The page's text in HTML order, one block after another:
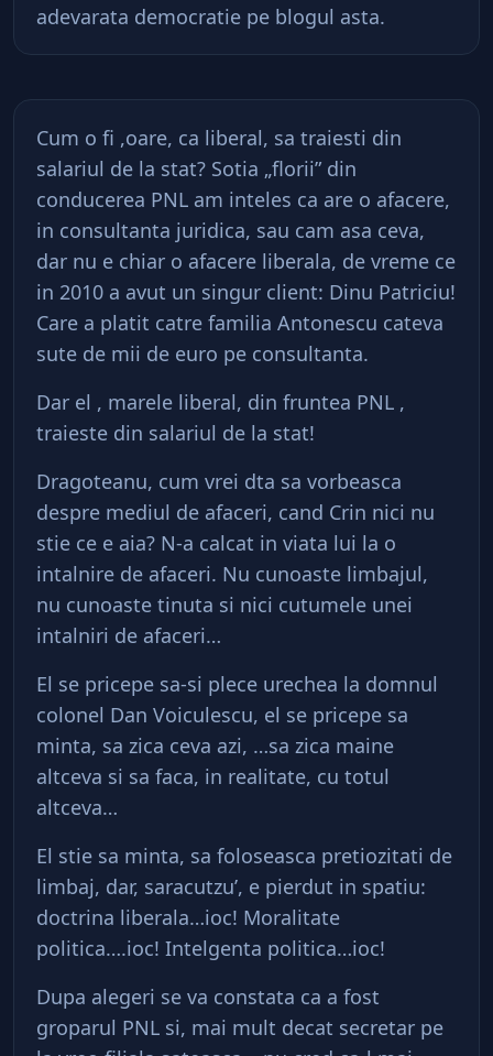
adevarata democratie pe blogul asta.
Cum o fi ,oare, ca liberal, sa traiesti din
salariul de la stat? Sotia „florii” din
conducerea PNL am inteles ca are o afacere,
in consultanta juridica, sau cam asa ceva,
dar nu e chiar o afacere liberala, de vreme ce
in 2010 a avut un singur client: Dinu Patriciu!
Care a platit catre familia Antonescu cateva
sute de mii de euro pe consultanta.
Dar el , marele liberal, din fruntea PNL ,
traieste din salariul de la stat!
Dragoteanu, cum vrei dta sa vorbeasca
despre mediul de afaceri, cand Crin nici nu
stie ce e aia? N-a calcat in viata lui la o
intalnire de afaceri. Nu cunoaste limbajul,
nu cunoaste tinuta si nici cutumele unei
intalniri de afaceri…
El se pricepe sa-si plece urechea la domnul
colonel Dan Voiculescu, el se pricepe sa
minta, sa zica ceva azi, …sa zica maine
altceva si sa faca, in realitate, cu totul
altceva…
El stie sa minta, sa foloseasca pretiozitati de
limbaj, dar, saracutzu’, e pierdut in spatiu:
doctrina liberala…ioc! Moralitate
politica….ioc! Intelgenta politica…ioc!
Dupa alegeri se va constata ca a fost
groparul PNL si, mai mult decat secretar pe